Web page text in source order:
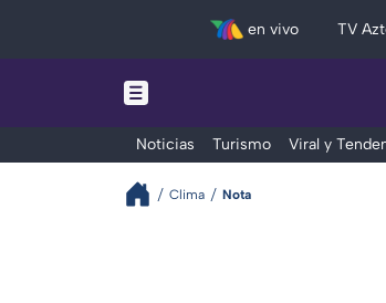
en vivo TV
Noticias Turismo Viral y
Clima Nota